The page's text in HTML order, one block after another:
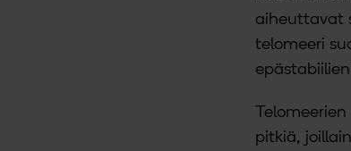
aiheuttavat
telomeeri
pitkiä,